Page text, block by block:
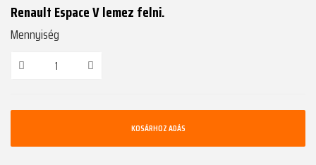
Renault Espace V lemez felni.
Mennyiség
KOSÁRHOZ ADÁS